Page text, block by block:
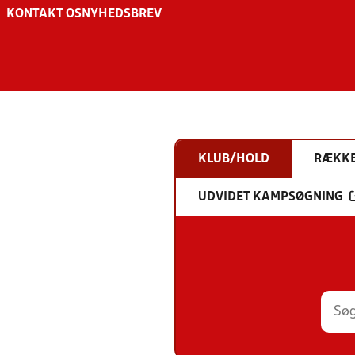
KONTAKT OS NYHEDSBREV
KLUB/HOLD
UDVIDET KAMPSØGNING